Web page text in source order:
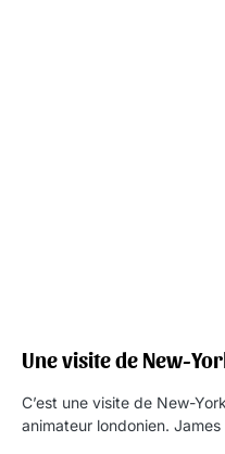
Une visite de New-
C’est une visite de New-
animateur londonien.